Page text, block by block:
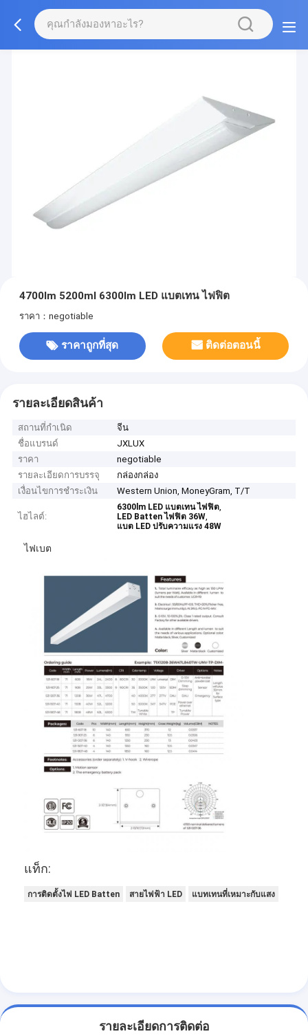
4700lm 5200ml 6300lm LED แบตเทน ไฟฟิต
ราคา：negotiable
ราคาถูกที่สุด ติดต่อตอนนี้
รายละเอียดสินค้า
สถานที่กำเนิด
จีน
ชื่อแบรนด์
JXLUX
ราคา
negotiable
รายละเอียดการบรรจุ
กล่องกล่อง
เงื่อนไขการชำระเงิน
Western Union, MoneyGram, T/T
ไฮไลต์:
6300lm LED แบตเทน ไฟฟิต,
LED Batten ไฟฟิต 36W,
แบต LED ปรับความแรง 48W
ไฟเบต
แท็ก:
การติดตั้งไฟ LED Batten สายไฟฟ้า LED แบทเทนที่เหมาะกับแสง
รายละเอียดการติดต่อ